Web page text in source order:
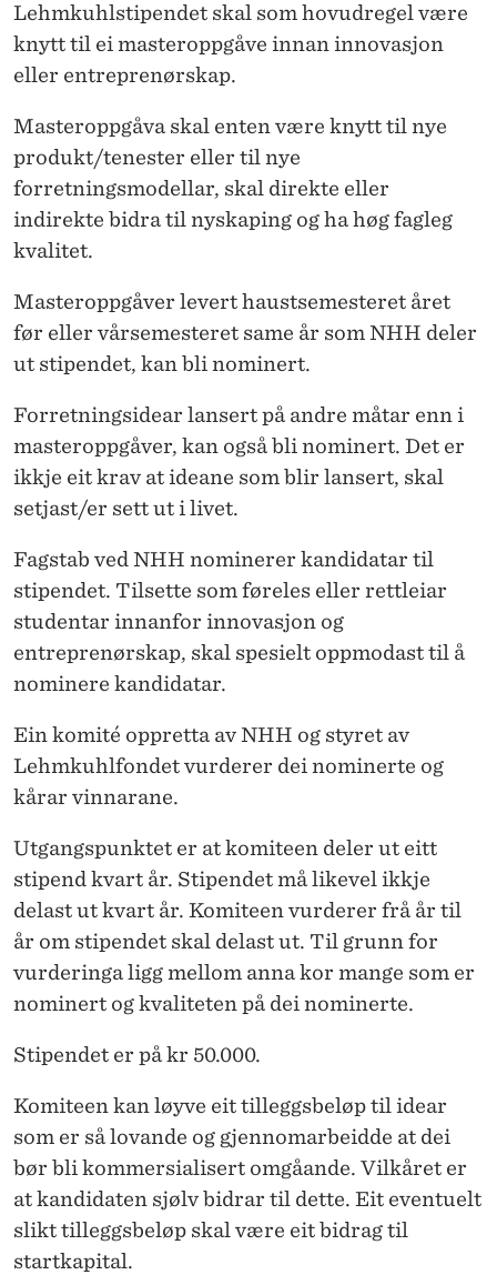
Lehmkuhlstipendet skal som hovudregel være
knytt til ei masteroppgåve innan innovasjon
eller entreprenørskap.
Masteroppgåva skal enten være knytt til nye
produkt/tenester eller til nye
forretningsmodellar, skal direkte eller
indirekte bidra til nyskaping og ha høg fagleg
kvalitet.
Masteroppgåver levert haustsemesteret året
før eller vårsemesteret same år som NHH deler
ut stipendet, kan bli nominert.
Forretningsidear lansert på andre måtar enn i
masteroppgåver, kan også bli nominert. Det er
ikkje eit krav at ideane som blir lansert, skal
setjast/er sett ut i livet.
Fagstab ved NHH nominerer kandidatar til
stipendet. Tilsette som føreles eller rettleiar
studentar innanfor innovasjon og
entreprenørskap, skal spesielt oppmodast til å
nominere kandidatar.
Ein komité oppretta av NHH og styret av
Lehmkuhlfondet vurderer dei nominerte og
kårar vinnarane.
Utgangspunktet er at komiteen deler ut eitt
stipend kvart år. Stipendet må likevel ikkje
delast ut kvart år. Komiteen vurderer frå år til
år om stipendet skal delast ut. Til grunn for
vurderinga ligg mellom anna kor mange som er
nominert og kvaliteten på dei nominerte.
Stipendet er på kr 50.000.
Komiteen kan løyve eit tilleggsbeløp til idear
som er så lovande og gjennomarbeidde at dei
bør bli kommersialisert omgåande. Vilkåret er
at kandidaten sjølv bidrar til dette. Eit eventuelt
slikt tilleggsbeløp skal være eit bidrag til
startkapital.